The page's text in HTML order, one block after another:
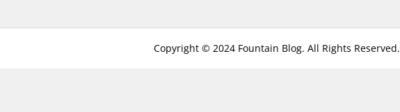
Copyright © 2024 Fountain Blog. All Rights Reserved.